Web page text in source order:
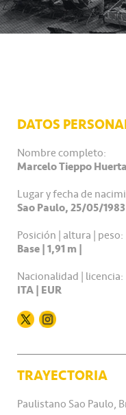
DATOS
Nombre completo:
Marcelo Tieppo
Lugar y fecha de
Sao Paulo, 25/05/1983
Posición | altura | peso:
Base | 1,91 m |
Nacionalidad | licencia:
ITA | EUR
TRAYECTORIA
Paulistano Sao Paulo,